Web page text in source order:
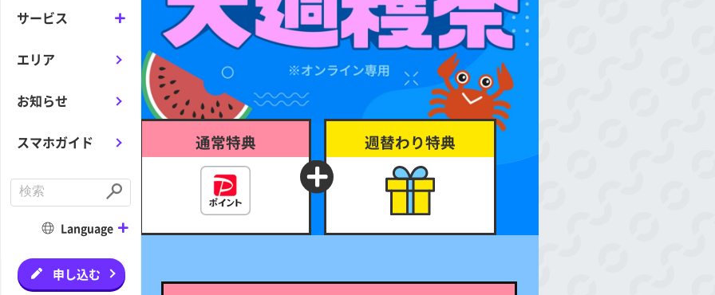
サービス
エリア
お知らせ
スマホガイド
n
S
u
m
t
Language
申し込む
通常特典 週替わり特典